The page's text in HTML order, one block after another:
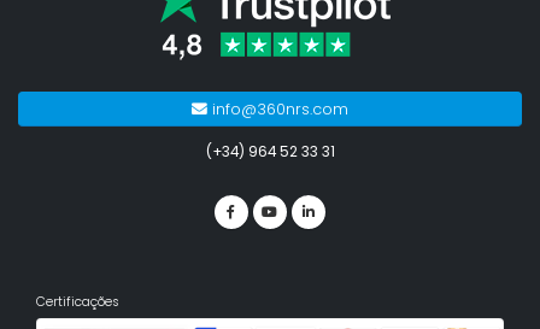
info@360nrs.com
(+34) 964 52 33 31
Certificações